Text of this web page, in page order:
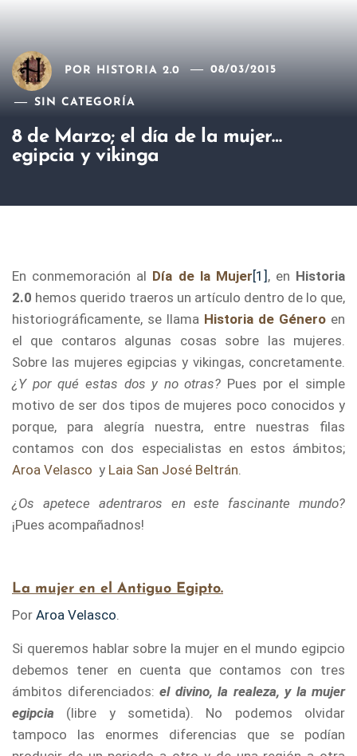
POR HISTORIA 2.0 08/03/2015
SIN CATEGORÍA
8 de Marzo; el día de la mujer…
egipcia y vikinga
En conmemoración al Día de la Mujer[1] , en Historia
2.0 hemos querido traeros un artículo dentro de lo que,
historiográficamente, se llama Historia de Género en
el que contaros algunas cosas sobre las mujeres.
Sobre las mujeres egipcias y vikingas, concretamente.
¿Y por qué estas dos y no otras? Pues por el simple
motivo de ser dos tipos de mujeres poco conocidos y
porque, para alegría nuestra, entre nuestras filas
contamos con dos especialistas en estos ámbitos;
Aroa Velasco y Laia San José Beltrán
¿Os apetece adentraros en este fascinante mundo?
¡Pues acompañadnos!
La mujer en el Antiguo Egipto.
Por Aroa Velasco
Si queremos hablar sobre la mujer en el mundo egipcio
debemos tener en cuenta que contamos con tres
ámbitos diferenciados: el divino, la realeza, y la mujer
egipcia (libre y sometida). No podemos olvidar
tampoco las enormes diferencias que se podían